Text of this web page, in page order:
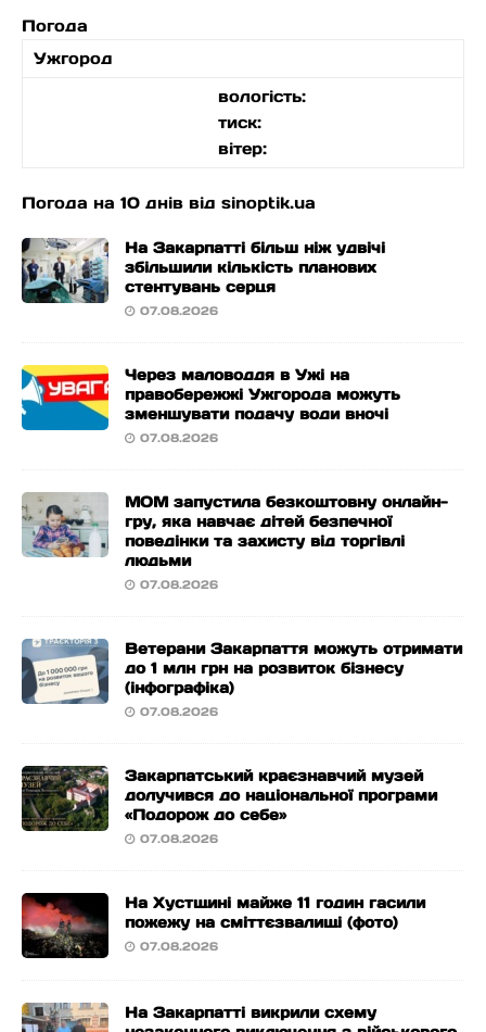
Погода
Ужгород
вологість:
тиск:
вітер:
Погода на 10 днів від sinoptik.ua
На Закарпатті більш ніж удвічі
збільшили кількість планових
стентувань серця
07.08.2026
Через маловоддя в Ужі на
правобережжі Ужгорода можуть
зменшувати подачу води вночі
07.08.2026
МОМ запустила безкоштовну онлайн-
гру, яка навчає дітей безпечної
поведінки та захисту від торгівлі
людьми
07.08.2026
Ветерани Закарпаття можуть отримати
до 1 млн грн на розвиток бізнесу
(інфографіка)
07.08.2026
Закарпатський краєзнавчий музей
долучився до національної програми
«Подорож до себе»
07.08.2026
На Хустщині майже 11 годин гасили
пожежу на сміттєзвалищі (фото)
07.08.2026
На Закарпатті викрили схему